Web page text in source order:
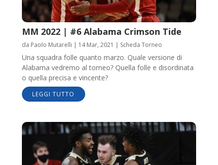
MM 2022 | #6 Alabama Crimson Tide
da Paolo Mutarelli | 14 Mar, 2021 | Scheda Torneo
Una squadra folle quanto marzo. Quale versione di
Alabama vedremo al torneo? Quella folle e disordinata
o quella precisa e vincente?
LEGGI TUTTO